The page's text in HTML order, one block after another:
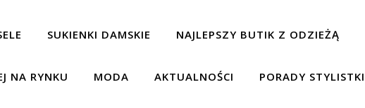
SUKIENKI DAMSKIE NAJLEPSZY BUTIK Z ODZIEŻĄ
NA RYNKU MODA AKTUALNOŚCI PORADY STYLISTKI